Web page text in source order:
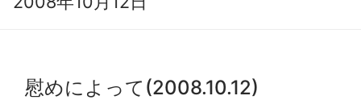
慰めによって(2008.10.12)